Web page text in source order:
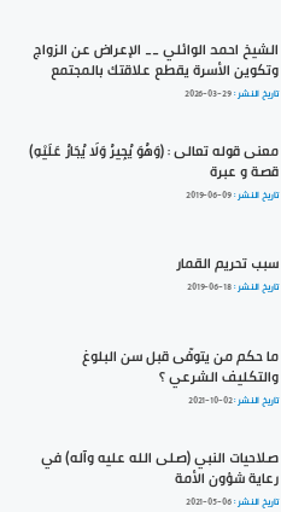
الشيخ احمد الوائلي __ الإعراض عن الزواج
وتكوين الأسرة يقطع علاقتك بالمجتمع
تاريخ النشر :2026-03-29
معنى قوله تعالى : (وَهُوَ يُجِيرُ وَلَا يُجَارُ عَلَيْهِ)
قصة و عبرة
تاريخ النشر :2019-06-09
سبب تحريم القمار
تاريخ النشر :2019-06-18
ما حكم من يتوفّى قبل سن البلوغ
والتكليف الشرعي ؟
تاريخ النشر :2021-10-02
صلاحيات النبي (صلى الله عليه وآله) في
رعاية شؤون الأمة
تاريخ النشر :2021-05-06